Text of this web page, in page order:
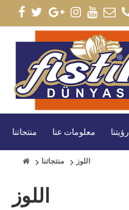
منتجاتنا معلومات عنا رؤيتنا
منتجاتنا اللوز
اللوز